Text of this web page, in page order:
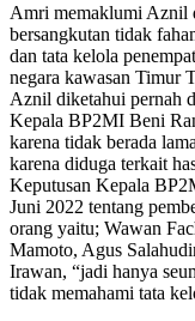
Amri memaklumi Aznil
bersangkutan tidak
dan tata kelola
negara kawasan Timur
Aznil diketahui pernah
Kepala BP2MI Beni
karena tidak berada
karena diduga terkait
Keputusan Kepala
Juni 2022 tentang
orang yaitu; Wawan
Mamoto, Agus
Irawan, “jadi hanya
tidak memahami tata